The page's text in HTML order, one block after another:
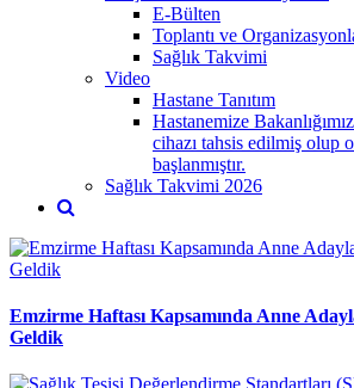
E-Bülten
Toplantı ve
Sağlık Takvimi
Video
Hastane Tanıtım
Hastanemize
cihazı tahsis edilmiş olup
başlanmıştır.
Sağlık Takvimi 2026
Emzirme Haftası Kapsamında Anne
Geldik